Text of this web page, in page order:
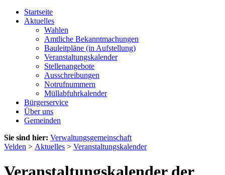
Startseite
Aktuelles
Wahlen
Amtliche Bekanntmachungen
Bauleitpläne (in Aufstellung)
Veranstaltungskalender
Stellenangebote
Ausschreibungen
Notrufnummern
Müllabfuhrkalender
Bürgerservice
Über uns
Gemeinden
Sie sind hier: Verwaltungsgemeinschaft
Velden > Aktuelles > Veranstaltungskalender
Veranstaltungskalender der